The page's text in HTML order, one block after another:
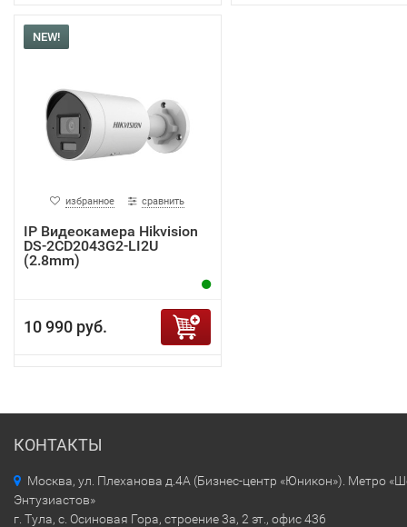
NEW!
избранное сравнить
IP Видеокамера Hikvision
DS-2CD2043G2-LI2U
(2.8mm)
10 990 руб.
КОНТАКТЫ
Москва, ул. Плеханова д.4А (Бизнес-центр «Юникон»). Метро
Энтузиастов»
г. Тула, с. Осиновая Гора, строение 3а, 2 эт., офис 436